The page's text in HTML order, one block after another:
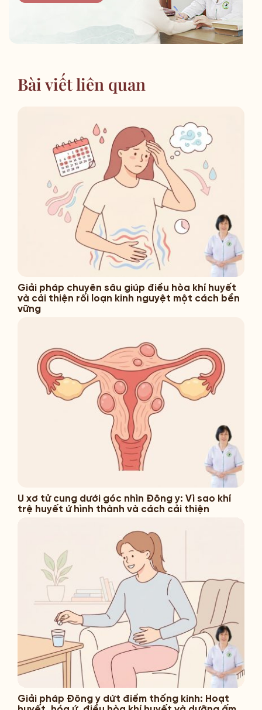
Bài viết liên quan
Giải pháp chuyên sâu giúp điều hòa khí huyết
và cải thiện rối loạn kinh nguyệt một cách bền
vững
U xơ tử cung dưới góc nhìn Đông y: Vì sao khí
trệ huyết ứ hình thành và cách cải thiện
Giải pháp Đông y dứt điểm thống kinh: Hoạt